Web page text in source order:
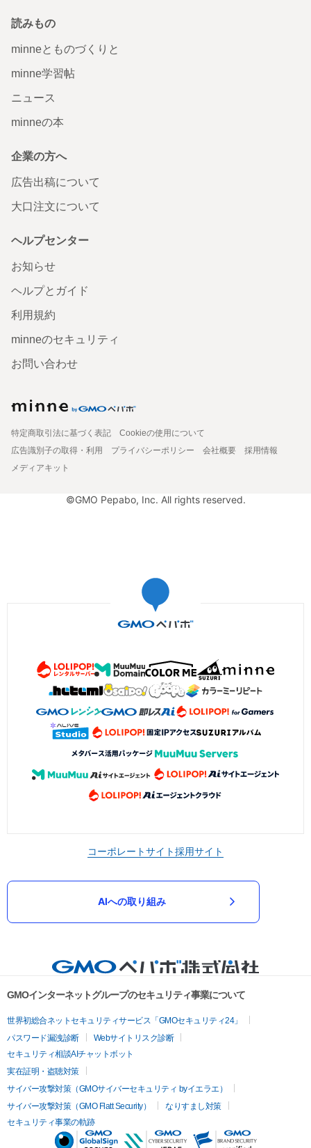
読みもの
minneとものづくりと
minne学習帖
ニュース
minneの本
企業の方へ
広告出稿について
大口注文について
ヘルプセンター
お知らせ
ヘルプとガイド
利用規約
minneのセキュリティ
お問い合わせ
特定商取引法に基づく表記
Cookieの使用について
広告識別子の取得・利用
プライバシーポリシー 会社概要
採用情報
メディアキット
©GMO Pepabo, Inc. All rights reserved.
コーポレートサイト採用サイト
AIへの取り組み
GMOインターネットグループのセキュリティ事業について
世界初総合ネットセキュリティサービス「GMOセキュリティ24」
パスワード漏洩診断
Webサイトリスク診断
セキュリティ相談AIチャットボット
実在証明・盗聴対策
サイバー攻撃対策（GMOサイバーセキュリティ byイエラエ）
サイバー攻撃対策（GMO Flatt Security）
なりすまし対策
セキュリティ事業の軌跡